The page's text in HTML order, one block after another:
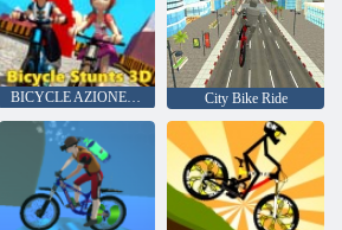
BICYCLE AZIONE 3D City Bike Ride